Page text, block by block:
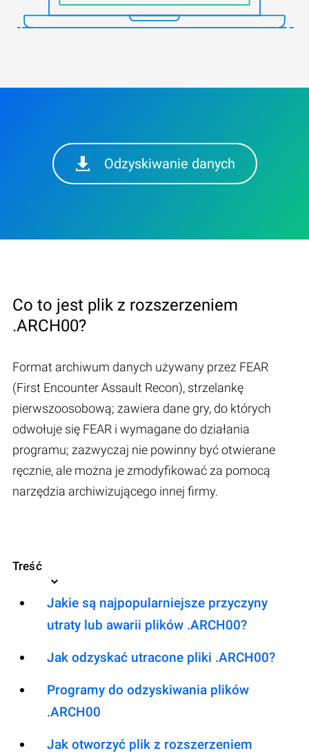
Odzyskiwanie danych
Co to jest plik z rozszerzeniem
.ARCH00?
Format archiwum danych używany przez FEAR
(First Encounter Assault Recon), strzelankę
pierwszoosobową; zawiera dane gry, do których
odwołuje się FEAR i wymagane do działania
programu; zazwyczaj nie powinny być otwierane
ręcznie, ale można je zmodyfikować za pomocą
narzędzia archiwizującego innej firmy.
Treść
Jakie są najpopularniejsze przyczyny
utraty lub awarii plików .ARCH00?
Jak odzyskać utracone pliki .ARCH00?
Programy do odzyskiwania plików
.ARCH00
Jak otworzyć plik z rozszerzeniem